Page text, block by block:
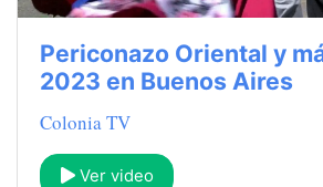
Periconazo Oriental y
2023 en Buenos Aires
Colonia TV
Ver video